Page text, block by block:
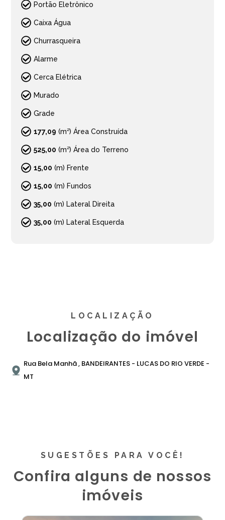
Portão Eletrônico
Caixa Água
Churrasqueira
Alarme
Cerca Elétrica
Murado
Grade
177,09 (m²) Área Construída
525,00 (m²) Área do Terreno
15,00 (m) Frente
15,00 (m) Fundos
35,00 (m) Lateral Direita
35,00 (m) Lateral Esquerda
LOCALIZAÇÃO
Localização do imóvel
Rua Bela Manhã , BANDEIRANTES - LUCAS DO RIO VERDE -
MT
SUGESTÕES PARA VOCÊ!
Confira alguns de nossos
imóveis